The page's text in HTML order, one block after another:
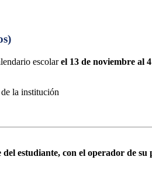
escolarel 13 de noviembre al
la institución
estudiante, con el operador de su